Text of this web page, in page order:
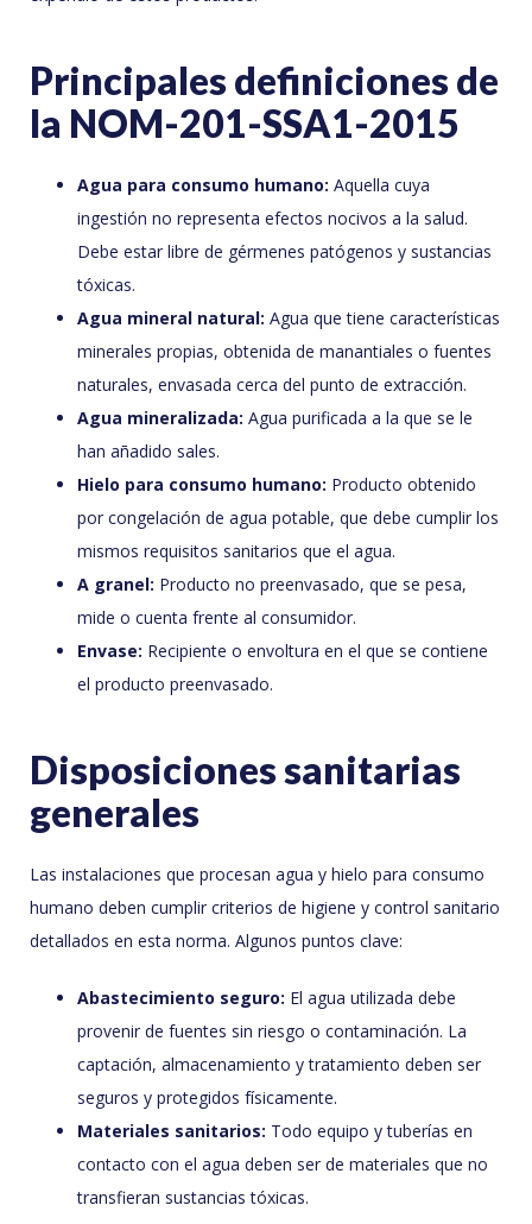
Principales definiciones de
la NOM-201-SSA1-2015
Agua para consumo humano: Aquella cuya
ingestión no representa efectos nocivos a la salud.
Debe estar libre de gérmenes patógenos y sustancias
tóxicas.
Agua mineral natural: Agua que tiene características
minerales propias, obtenida de manantiales o fuentes
naturales, envasada cerca del punto de extracción.
Agua mineralizada: Agua purificada a la que se le
han añadido sales.
Hielo para consumo humano: Producto obtenido
por congelación de agua potable, que debe cumplir los
mismos requisitos sanitarios que el agua.
A granel: Producto no preenvasado, que se pesa,
mide o cuenta frente al consumidor.
Envase: Recipiente o envoltura en el que se contiene
el producto preenvasado.
Disposiciones sanitarias
generales
Las instalaciones que procesan agua y hielo para consumo
humano deben cumplir criterios de higiene y control sanitario
detallados en esta norma. Algunos puntos clave:
Abastecimiento seguro: El agua utilizada debe
provenir de fuentes sin riesgo o contaminación. La
captación, almacenamiento y tratamiento deben ser
seguros y protegidos físicamente.
Materiales sanitarios: Todo equipo y tuberías en
contacto con el agua deben ser de materiales que no
transfieran sustancias tóxicas.